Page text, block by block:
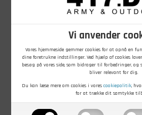
Vi anvender
Vores hjemmeside gemmer cookies for at opnå en
dine foretrukne indstillinger. Ved hjælp af cookies
besøg på vores side, som bidrager til forbedringer,
bliver relevant for dig.
Du kan læse mere om cookies i vores cookiepolitik,
for at trække dit samtykke
299,00
Osbourne T-
På lager - Køb nu
- 42%
Før599,00DKK
Nu349,00DKK
Approach T-
shirt med lange
ærmer
På lager - Køb nu